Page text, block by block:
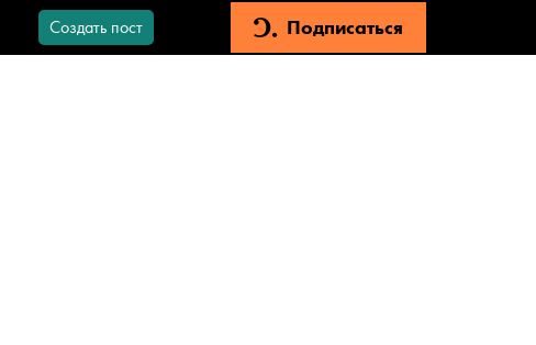
Создать пост Подписаться